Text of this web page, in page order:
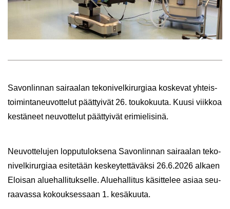
Sa­von­lin­nan sai­raa­lan te­ko­ni­vel­ki­rur­gi­aa kos­ke­vat yh­teis­
toi­min­ta­neu­vot­te­lut päät­tyi­vät 26. tou­ko­kuu­ta. Kuusi viik­koa
kes­tä­neet neu­vot­te­lut päät­tyi­vät eri­mie­li­si­nä.
Neu­vot­te­lu­jen lop­pu­tu­lok­se­na Sa­von­lin­nan sai­raa­lan te­ko­
ni­vel­ki­rur­gi­aa esi­te­tään kes­key­tet­tä­väk­si 26.6.2026 al­kaen
Eloi­san alue­hal­li­tuk­sel­le. Alue­hal­li­tus kä­sit­te­lee asiaa seu­
raa­vas­sa ko­kouk­ses­saan 1. ke­sä­kuu­ta.